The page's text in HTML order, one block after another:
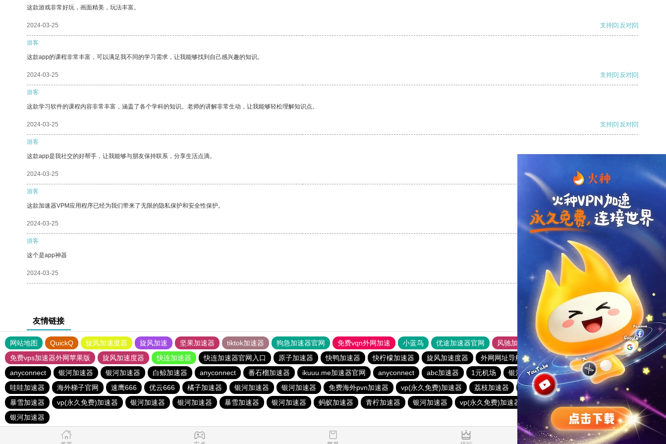
这款游戏非常好玩，画面精美，玩法丰富。
2024-03-25 支持[0] 反对[0]
游客
这款app的课程非常丰富，可以满足我不同的学习需求，让我能够找到自己感兴趣的知识。
2024-03-25 支持[0] 反对[0]
游客
这款学习软件的课程内容非常丰富，涵盖了各个学科的知识。老师的讲解非常生动，让我能够轻松理解知识点。
2024-03-25 支持[0] 反对[0]
游客
这款app是我社交的好帮手，让我能够与朋友保持联系，分享生活点滴。
2024-03-25 支持
游客
这款加速器VPM应用程序已经为我们带来了无限的隐私保护和安全性保护。
2024-03-25 支持[0] 反对[0]
游客
这个是app神器
2024-03-25 支持[0] 反对[0]
友情链接
网站地图 QuickQ 旋风加速度器 旋风加速 坚果加速器 tiktok加速器 狗急加速器官网 免费vqn外网加速 小蓝鸟 优途加速器官网 风驰加速器
旋风加速器
免费vps加速器外网苹果版
旋风加速度器 快连加速器 快连加速器官网入口 原子加速器 快鸭加速器 快柠檬加速器 旋风加速度器 外网网址导航 软件中心 纵云梯加速器
1元机场
anyconnect
银河加速器 银河加速器 白鲸加速器 anyconnect 番石榴加速器 ikuuu.me加速器官网 anyconnect abc加速器 1元机场 银河加速器 银河加速器
hammer加速器
哇哇加速器
海外梯子官网 速鹰666 优云666 橘子加速器 银河加速器 银河加速器 免费海外pvn加速器 vp(永久免费)加速器 荔枝加速器 蜜蜂加速器 anyconnect
暴雪加速器
暴雪加速器
vp(永久免费)加速器 银河加速器 银河加速器 暴雪加速器 银河加速器 蚂蚁加速器 青柠加速器 银河加速器 vp(永久免费)加速器 青柠加速器
veee加速器
银河加速器